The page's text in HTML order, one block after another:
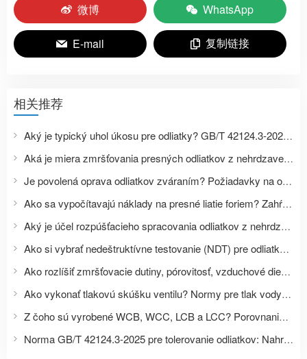
微博
WhatsApp
E-mail 复制链接
相关推荐
Aký je typický uhol úkosu pre odliatky? GB/T 42124.3-2025 Tabuľka uhlov úkosu pre investičné liatie
Aká je miera zmršťovania presných odliatkov z nehrdzavejúcej ocele? Metódy zmršťovania formy a rozmerovej kompenzácie.
Je povolená oprava odliatkov zváraním? Požiadavky na opravu, tepelné spracovanie a kontrolu tlakových odliatkov.
Ako sa vypočítavajú náklady na presné liatie foriem? Zahŕňajú výrobu foriem, prototypovanie, životnosť formy a náklady na sériovú výrobu.
Aký je účel rozpúšťacieho spracovania odliatkov z nehrdzavejúcej ocele? Aké sú rozdiely v tepelnom spracovaní medzi nehrdzavejúcou oceľou 304, 316L a 2205?
Ako si vybrať nedeštruktívne testovanie (NDT) pre odliatky? PT, MT, UT, RT: príslušný rozsah a požiadavky na prijatie.
Ako rozlíšiť zmršťovacie dutiny, pórovitosť, vzduchové diery, pieskové diery a trhliny v odliatkoch?
Ako vykonať tlakovú skúšku ventilu? Normy pre tlak vody v plášti, vzduchotesnosť a tesnosť.
Z čoho sú vyrobené WCB, WCC, LCB a LCC? Porovnanie noriem ASTM, GB, EN a JIS pre liatu oceľ.
Norma GB/T 42124.3-2025 pre tolerovanie odliatkov: Nahrádza GB/T 6414-2017